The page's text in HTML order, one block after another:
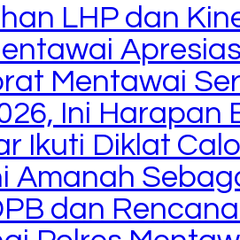
LHP dan
Mentawai
Ini Harapan
Ikuti Diklat
Amanah
dan